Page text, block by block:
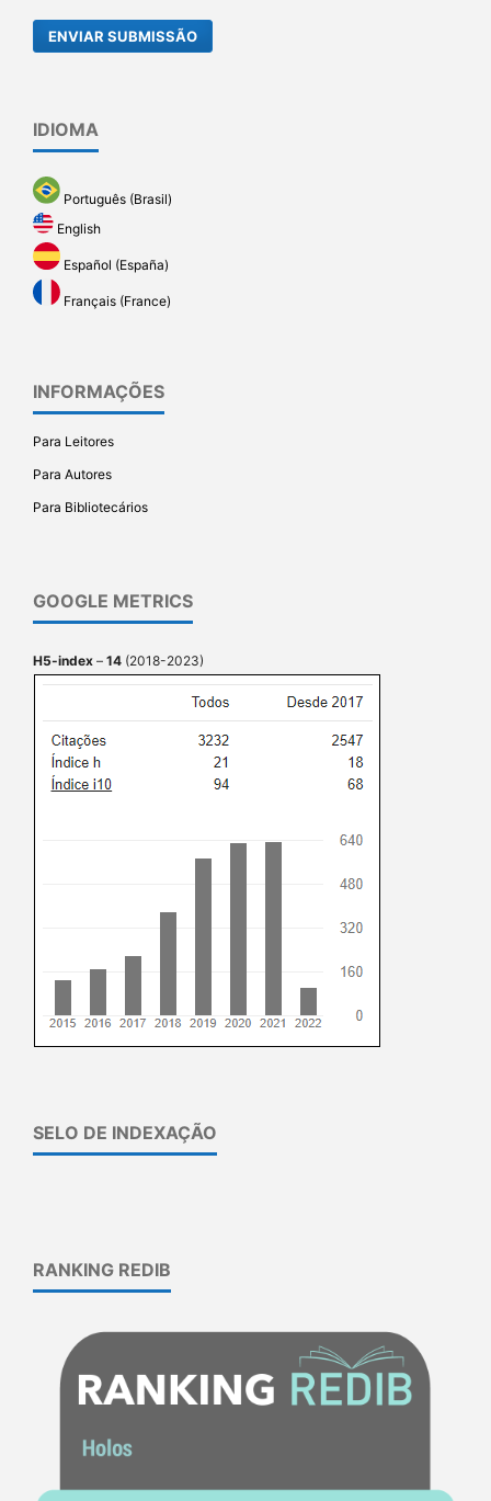
ENVIAR SUBMISSÃO
IDIOMA
Português (Brasil)
English
Español (España)
Français (France)
INFORMAÇÕES
Para Leitores
Para Autores
Para Bibliotecários
GOOGLE METRICS
H5-index – 14 (2018-2023)
SELO DE INDEXAÇÃO
RANKING REDIB